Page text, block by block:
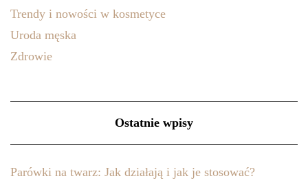
Trendy i nowości w kosmetyce
Uroda męska
Zdrowie
Ostatnie wpisy
Parówki na twarz: Jak działają i jak je stosować?